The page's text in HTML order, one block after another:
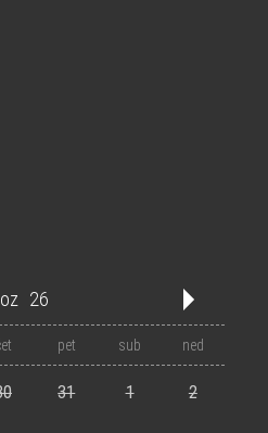
26
8 10 12
'28 '29 '31
pet sub ned
31 1 2